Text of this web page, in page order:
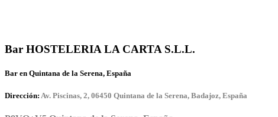
Bar HOSTELERIA LA CARTA S.L.L.
Bar en Quintana de la Serena, España
Dirección: Av. Piscinas, 2, 06450 Quintana de la Serena, Badajoz, España